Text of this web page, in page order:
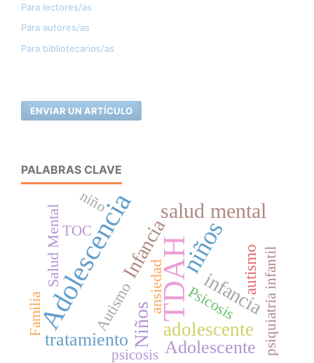
Para lectores/as
Para autores/as
Para bibliotecarios/as
ENVIAR UN ARTÍCULO
PALABRAS CLAVE
TDAH
Adolescencia niños
salud mental
Infancia
Niños
infancia
adolescente
tratamiento Adolescente
autismo
Autismo
Salud Mental
Psicosis
ansiedad
TOC
Familia
psicosis psiquiatría infantil
niño